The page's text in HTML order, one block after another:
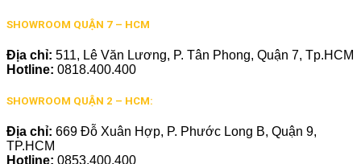
SHOWROOM QUẬN 7 – HCM
Địa chỉ: 511, Lê Văn Lương, P. Tân Phong, Quận 7, Tp.HCM
Hotline: 0818.400.400
SHOWROOM QUẬN 2 – HCM:
Địa chỉ: 669 Đỗ Xuân Hợp, P. Phước Long B, Quận 9,
TP.HCM
Hotline: 0853.400.400